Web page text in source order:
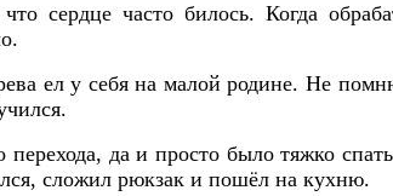
сердце часто билось. Когда
ел у себя на малой родине. Не
да и просто было тяжко
сложил рюкзак и пошёл на кухню.